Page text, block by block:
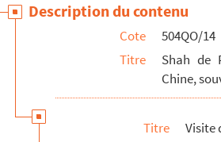
Description du contenu
Cote
504QO/14
Titre
Shah de
Chine,
Titre
Visite